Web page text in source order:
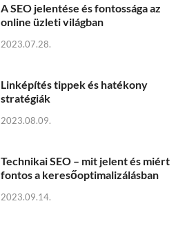
A SEO jelentése és fontossága az
online üzleti világban
2023.07.28.
Linképítés tippek és hatékony
stratégiák
2023.08.09.
Technikai SEO – mit jelent és miért
fontos a keresőoptimalizálásban
2023.09.14.